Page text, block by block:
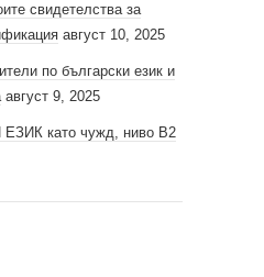
свидетелства за
август 10, 2025
по български език и
август 9, 2025
като чужд, ниво В2